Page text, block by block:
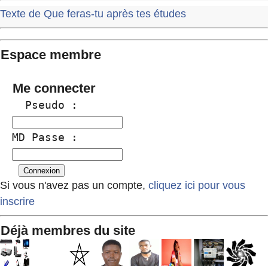
Texte de Que feras-tu après tes études
Espace membre
Me connecter
  Pseudo :
MD Passe :
Si vous n'avez pas un compte, cliquez ici pour vous
inscrire
Déjà membres du site